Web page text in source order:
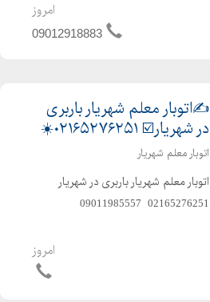
️09012918883 ️09011963334
امروز
09012918883
✍️اتوبار معلم شهریار باربری
در شهریار☑️ ۰۲۱۶۵۲۷۶۲۵۱☀️
اتوبار معلم شهریار
اتوبار معلم شهریار باربری در شهریار
02165276251 ️ 09011985557 ️
دهی به تمام نقاط شهر و حومه شهر با
ماشینهای مسقف و موکت شده و پتو دار
امروز